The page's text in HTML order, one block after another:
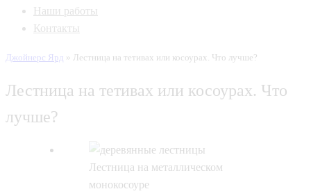
Наши работы
Контакты
Джойнерс Ярд » Лестница на тетивах или косоурах. Что лучше?
Лестница на тетивах или косоурах. Что
лучше?
Лестница на металлическом
монокосоуре